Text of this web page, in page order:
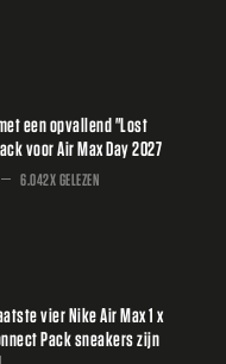
een opvallend "Lost
voor Air Max Day 2027
6.042X GELEZEN
vier Nike Air Max 1 x
Pack sneakers zijn